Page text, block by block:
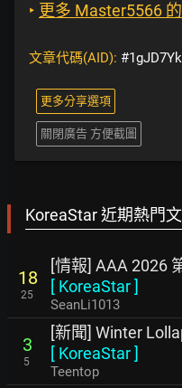
‣ 更多 Master5566
文章代碼(AID):
更多分享選項
關閉廣告 方便截圖
KoreaStar 近期熱門
18
25
[情報] AAA 2026
[ KoreaStar]
SeanLi1013
3
5
[新聞] Winter
[ KoreaStar]
Teentop